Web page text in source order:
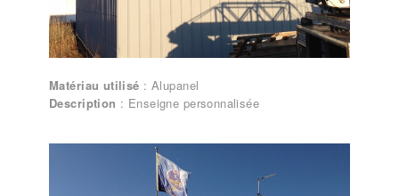
Matériau utilisé : Alupanel
Description : Enseigne personnalisée
personnalisée